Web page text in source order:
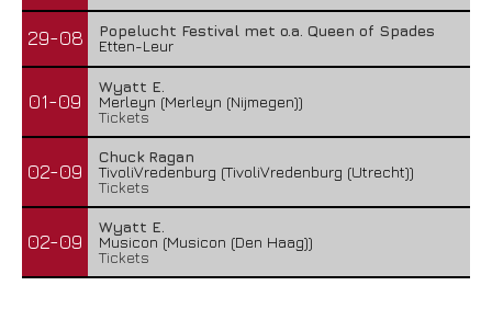
29-08
Popelucht Festival met o.a. Queen of Spades
Etten-Leur
01-09
Wyatt E.
Merleyn (Merleyn (Nijmegen))
Tickets
02-09
Chuck Ragan
TivoliVredenburg (TivoliVredenburg (Utrecht))
Tickets
02-09
Wyatt E.
Musicon (Musicon (Den Haag))
Tickets